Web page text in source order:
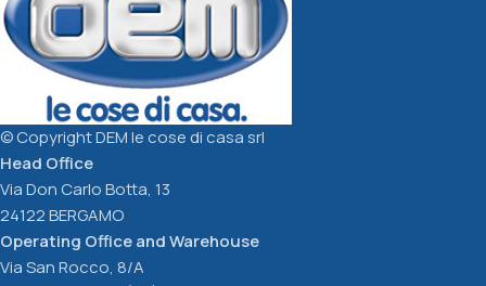
Add To Cart Add To Cart
© Copyright DEM le cose di casa srl
Head Office
Via Don Carlo Botta, 13
24122 BERGAMO
Operating Office and Warehouse
Via San Rocco, 8/A